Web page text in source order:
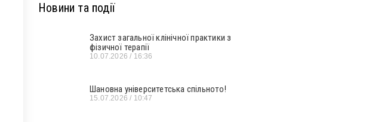
Новини та події
Захист загальної клінічної практики з
фізичної терапії
10.07.2026 16:36
Шановна університетська спільното!
15.07.2026 10:47